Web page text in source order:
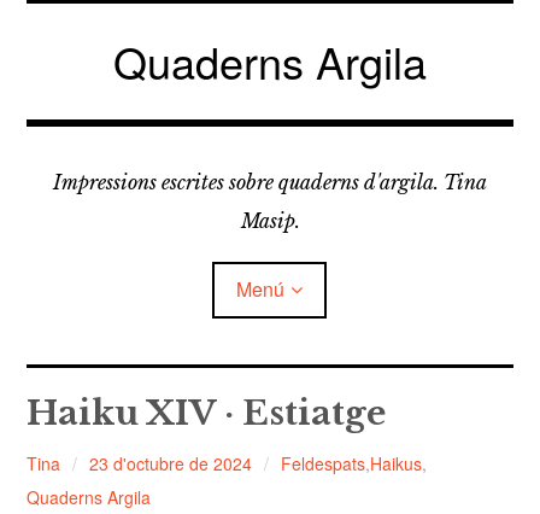
Vés
Quaderns Argila
Impressions escrites sobre quaderns d'argila. Tina
Masip.
Menú
FELDESPATS
LLICORELLES
Haiku XIV · Estiatge
Tina 23 d'octubre de 2024 Feldespats,Haikus,
Quaderns Argila